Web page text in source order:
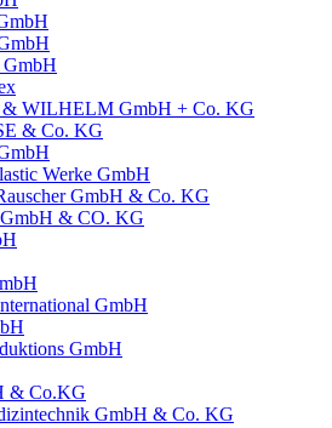
WILHELM GmbH + Co. KG
& Co. KG
Werke GmbH
GmbH & Co. KG
& CO. KG
GmbH
GmbH
& Co.KG
GmbH & Co. KG